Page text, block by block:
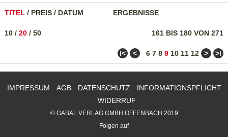
TITEL / PREIS / DATUM ERGEBNISSE
161 BIS 180 VON 271
10 / 20 / 50
ǀ< < 6 7 8 9 10 11 12 > >ǀ
IMPRESSUM AGB DATENSCHUTZ
INFORMATIONSPFLICHT
WIDERRUF
© GABAL VERLAG GMBH OFFENBACH 2019
Folgen auf